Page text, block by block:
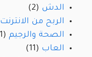
الدش (2)
الربح من الانترنت
الصحة والرجيم (21)
العاب (11)